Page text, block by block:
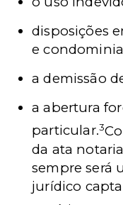
disposições
e
a demissão
a abertura
particular.3
da ata
sempre será
jurídico